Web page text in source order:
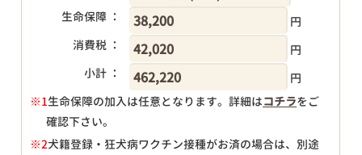
生命保障 ：
円
消費税 ：
円
小計 ：
円
※1生命保障の加入は任意となります。詳細はコチラをご
確認下さい。
※2犬籍登録・狂犬病ワクチン接種がお済の場合は、別途